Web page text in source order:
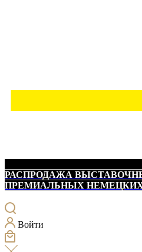
РАСПРОДАЖА
ПРЕМИАЛЬНЫХ
Войти